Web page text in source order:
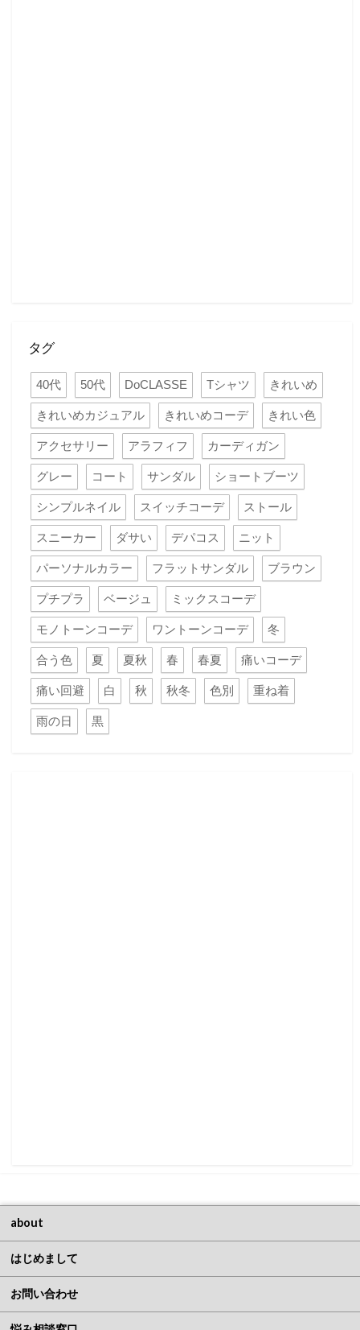
タグ
40代 50代 DoCLASSE Tシャツ きれいめ
きれいめカジュアル きれいめコーデ きれい色
アクセサリー アラフィフ カーディガン
グレー コート サンダル ショートブーツ
シンプルネイル スイッチコーデ ストール
スニーカー ダサい デパコス ニット
パーソナルカラー フラットサンダル ブラウン
プチプラ ベージュ ミックスコーデ
モノトーンコーデ ワントーンコーデ 冬
合う色 夏 夏秋 春 春夏 痛いコーデ
痛い回避 白 秋 秋冬 色別 重ね着
雨の日 黒
about
はじめまして
お問い合わせ